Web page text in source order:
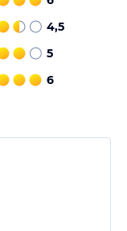
4,5
5
6